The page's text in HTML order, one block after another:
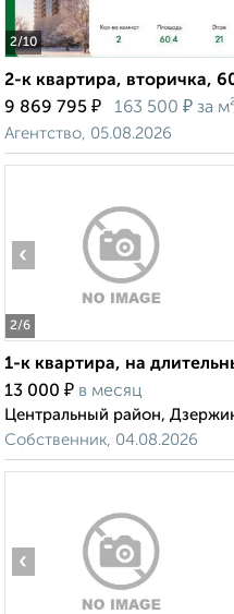
2/10
2-к квартира, вторичка,
9 869 795 ₽ 163 500 ₽ за
Агентство, 05.08.2026
2/6
‹
1-к квартира, на
13 000 ₽ в месяц
Центральный район,
Собственник, 04.08.2026
‹